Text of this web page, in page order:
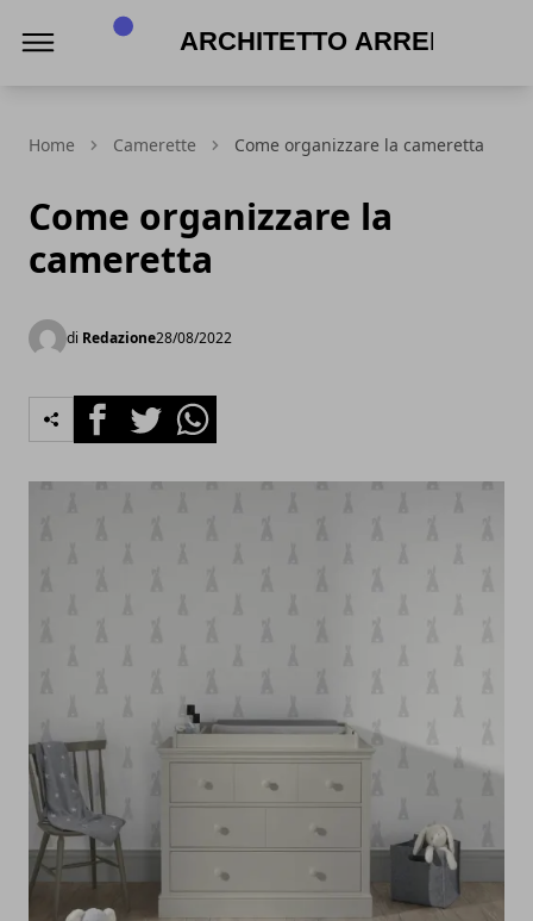
Home Camerette Come organizzare la cameretta
Come organizzare la
cameretta
di Redazione28/08/2022
FacebookTwitterWhatsapp